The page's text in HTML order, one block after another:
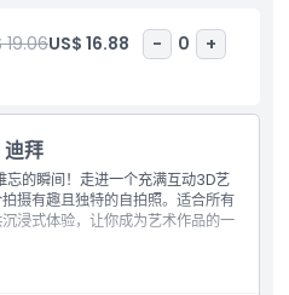
一个新主题区，感官都会被强烈刺
19.06US$ 16.88 - 0 +
拜
的瞬间！走进一个充满互动3D艺
摄有趣且独特的自拍照。适合所有
浸式体验，让你成为艺术作品的一